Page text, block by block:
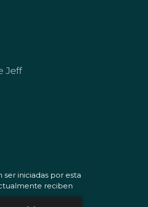
Jeff
iniciadas por esta
reciben